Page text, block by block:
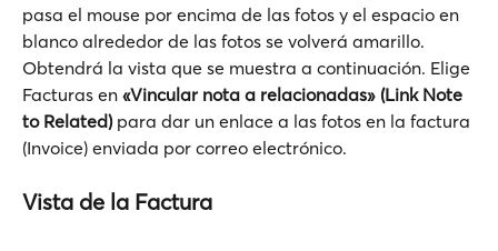
pasa el mouse por encima de las fotos y el espacio en
blanco alrededor de las fotos se volverá amarillo.
Obtendrá la vista que se muestra a continuación. Elige
Facturas en «Vincular nota a relacionadas» (Link Note
to Related) para dar un enlace a las fotos en la factura
(Invoice) enviada por correo electrónico.
Vista de la Factura